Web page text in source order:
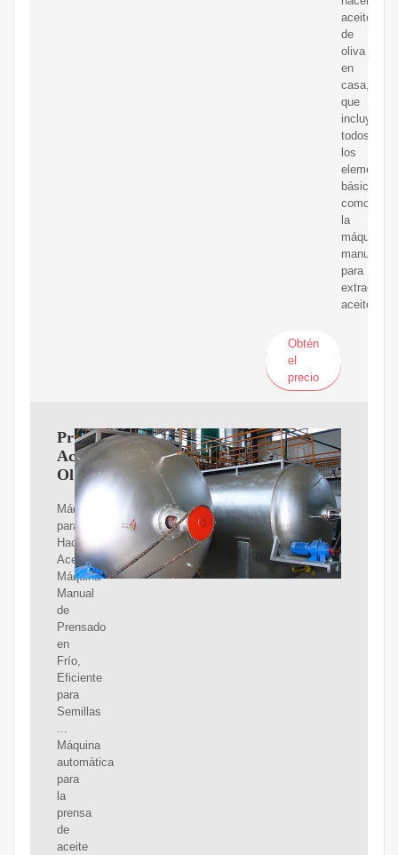
aceite
de
oliva
en
casa,
que
incluyen
todos
los
elementos
básicos
como
la
máquina
manual
para
extraer
aceite
Obtén
el
precio
Prensa
Aceite
Oliva
Máquina
para
Hacer
Aceite,
Máquina
Manual
de
Prensado
en
Frío,
Eficiente
para
Semillas
...
Máquina
automática
para
la
prensa
de
aceite